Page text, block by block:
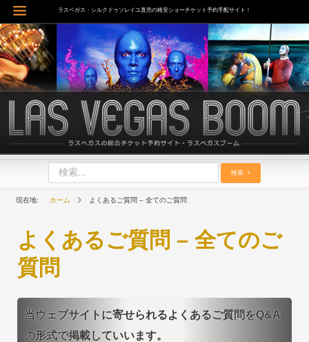
を
ス
キ
ッ
プ
Main
Menu
ラスベガス・シルクドゥソレイユ直売の格安ショーチケット予約手配サイト！
検索
ホーム よくあるご質問 – 全てのご質問
よくあるご質問 – 全てのご
質問
当ウェブサイトに寄せられるよくあるご質問をQ&A
の形式で掲載していいます。